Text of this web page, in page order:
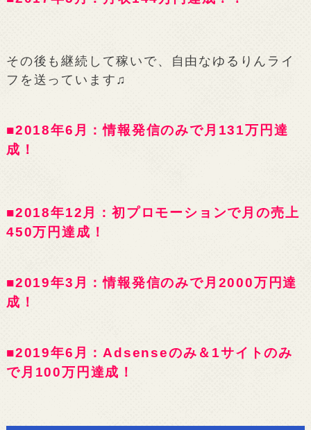
その後も継続して稼いで、自由なゆるりんライ
フを送っています♫
■2018年6月：情報発信のみで月131万円達
成！
■2018年12月：初プロモーションで月の売上
450万円達成！
■2019年3月：情報発信のみで月2000万円達
成！
■2019年6月：Adsenseのみ＆1サイトのみ
で月100万円達成！